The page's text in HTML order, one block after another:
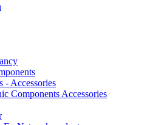
- Accessories
Components Accessories